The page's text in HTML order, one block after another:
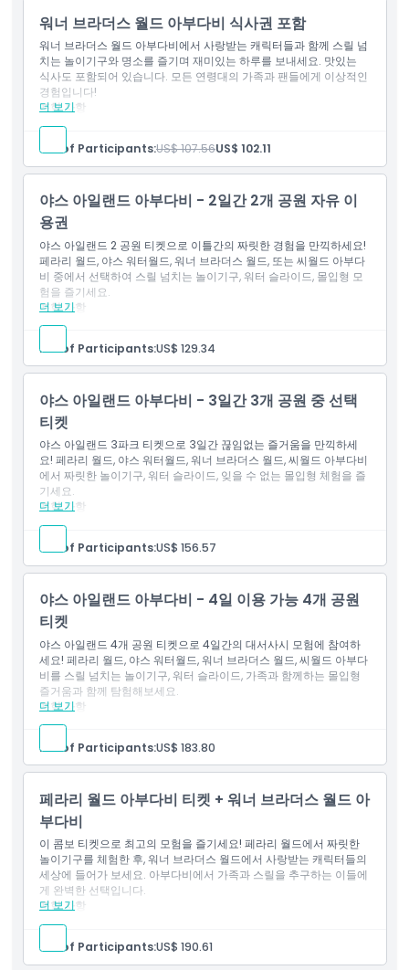
알아야 할 사항
위치
가는 방법
이용 약관
취소 정책
워너 브라더스 월드 아부다비 식사권 포함
워너 브라더스 월드 아부다비에서 사랑받는 캐릭터들과 함께 스릴 넘
치는 놀이기구와 명소를 즐기며 재미있는 하루를 보내세요. 맛있는
식사도 포함되어 있습니다. 모든 연령대의 가족과 팬들에게 이상적인
경험입니다!
더 보기
포함 사항
워너 브라더스 월드 아부다비, 아부 단일 입장권
식사와 함께 공원 무제한 종일 이용 가능
No. of Participants:US$ 107.56US$ 102.11
야스 아일랜드 아부다비 - 2일간 2개 공원 자유 이
용권
야스 아일랜드 2 공원 티켓으로 이틀간의 짜릿한 경험을 만끽하세요!
페라리 월드, 야스 워터월드, 워너 브라더스 월드, 또는 씨월드 아부다
비 중에서 선택하여 스릴 넘치는 놀이기구, 워터 슬라이드, 몰입형 모
험을 즐기세요.
더 보기
포함 사항
이 티켓은 페라리 월드, 야스 워터 월드, 워너 브라더스 아부다비
및 씨월드 아부다비 중 선택한 네 개 공원 중 두 곳에 대한 일반
입장을 제공합니다.
첫 방문 후 6일 이내에 두 개의 별도 날짜에 걸쳐 사용할 수 있습
No. of Participants:US$ 129.34
야스 아일랜드 아부다비 - 3일간 3개 공원 중 선택
티켓
야스 아일랜드 3파크 티켓으로 3일간 끊임없는 즐거움을 만끽하세
요! 페라리 월드, 야스 워터월드, 워너 브라더스 월드, 씨월드 아부다비
에서 짜릿한 놀이기구, 워터 슬라이드, 잊을 수 없는 몰입형 체험을 즐
기세요.
더 보기
포함 사항
이 티켓은 페라리 월드, 야스 워터월드, 워너 브로 아부다비 & 씨
월드 아부다비 중 선택한 4개 공원 중 3개 공원에 대한 일반 입장
을 제공합니다.
3일에 걸쳐 사용할 수 있습니다. 첫 방문 후 6일 이내에 이용하는
No. of Participants:US$ 156.57
야스 아일랜드 아부다비 - 4일 이용 가능 4개 공원
티켓
야스 아일랜드 4개 공원 티켓으로 4일간의 대서사시 모험에 참여하
세요! 페라리 월드, 야스 워터월드, 워너 브라더스 월드, 씨월드 아부다
비를 스릴 넘치는 놀이기구, 워터 슬라이드, 가족과 함께하는 몰입형
즐거움과 함께 탐험해보세요.
더 보기
포함 사항
이 티켓은 페라리 월드, 야스 워터 월드, 워너 브라더스 아부다비
및 씨월드 아부다비 등 네 개 공원 모두의 일반 입장을 허용합니
다.
총 4일에 걸쳐 이용 가능하며, 첫 방문일로부터 6일 이내에 이용
No. of Participants:US$ 183.80
페라리 월드 아부다비 티켓 + 워너 브라더스 월드 아
부다비
이 콤보 티켓으로 최고의 모험을 즐기세요! 페라리 월드에서 짜릿한
놀이기구를 체험한 후, 워너 브라더스 월드에서 사랑받는 캐릭터들의
세상에 들어가 보세요. 아부다비에서 가족과 스릴을 추구하는 이들에
게 완벽한 선택입니다.
더 보기
포함 사항
페라리 월드 아부다비 및 워너 브라더스 월드 아부다비 1일 입장
권 (두 공원 모두 1회 입장 가능)
두 공원 내 놀이기구, 쇼 및 어트랙션 무제한 하루 종일 이용 가능
No. of Participants:US$ 190.61